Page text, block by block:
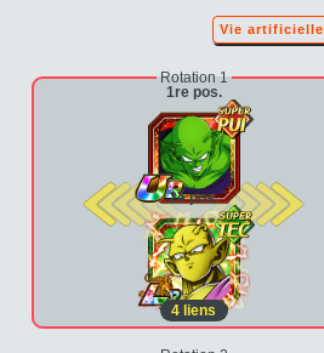
Vie artificielle
Rotation 1
1re pos.
2e pos.
4 liens